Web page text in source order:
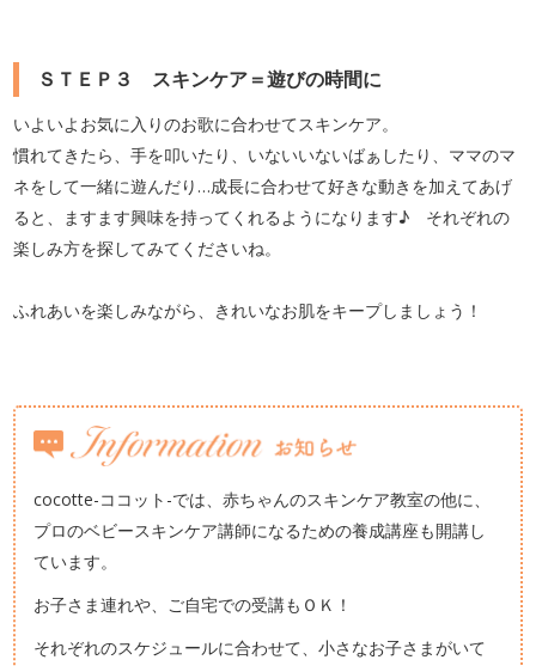
ＳＴＥＰ３ スキンケア＝遊びの時間に
いよいよお気に入りのお歌に合わせてスキンケア。
慣れてきたら、手を叩いたり、いないいないばぁしたり、ママのマ
ネをして一緒に遊んだり…成長に合わせて好きな動きを加えてあげ
ると、ますます興味を持ってくれるようになります♪ それぞれの
楽しみ方を探してみてくださいね。
ふれあいを楽しみながら、きれいなお肌をキープしましょう！
cocotte-ココット-では、赤ちゃんのスキンケア教室の他に、
プロのベビースキンケア講師になるための養成講座も開講し
ています。
お子さま連れや、ご自宅での受講もＯＫ！
それぞれのスケジュールに合わせて、小さなお子さまがいて